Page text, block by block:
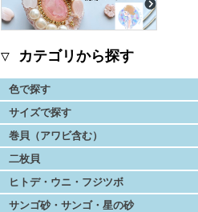
▽ カテゴリから探す
色で探す
サイズで探す
巻貝（アワビ含む）
二枚貝
ヒトデ・ウニ・フジツボ
サンゴ砂・サンゴ・星の砂